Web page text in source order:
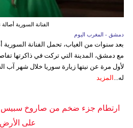
الفنانة السورية
دمشق - المغرب اليوم
بعد سنوات من الغياب، تحمل الفنانة
مع دمشق، المدينة التي تركت في ذاكرتها
لأول مرة عن نيتها زيارة سوريا خلال شهر آب
له... المزيد
ارتطام جزء ضخم من صاروخ سبيس
على الأرض